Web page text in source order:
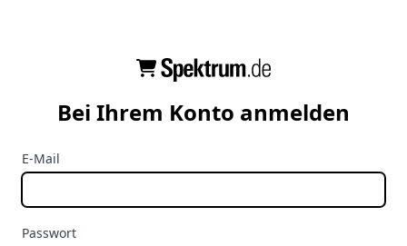
Bei Ihrem Konto anmelden
E-Mail
Passwort